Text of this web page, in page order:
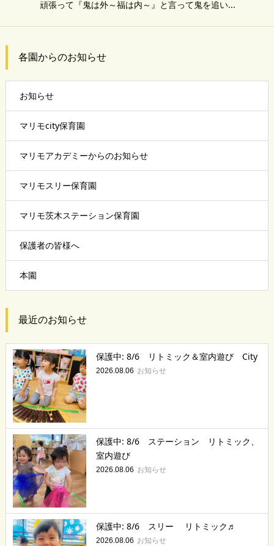
頑張って『鬼は外～福は内～』と言って鬼を追い...
各園からのお知らせ
お知らせ
マリモcity保育園
マリモアカデミーからのお知らせ
マリモスリー保育園
マリモ茨木ステーション保育園
保護者の皆様へ
本園
最近のお知らせ
保護中: 8/6 リトミック＆室内遊び City
2026.08.06 お知らせ
保護中: 8/6 ステーション リトミック、
室内遊び
2026.08.06 お知らせ
保護中: 8/6 スリー リトミック♬
2026.08.06 お知らせ